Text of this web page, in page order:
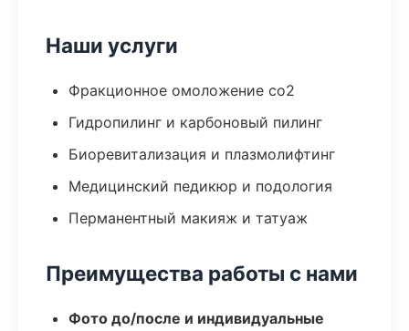
Наши услуги
Фракционное омоложение co2
Гидропилинг и карбоновый пилинг
Биоревитализация и плазмолифтинг
Медицинский педикюр и подология
Перманентный макияж и татуаж
Преимущества работы с нами
Фото до/после и индивидуальные